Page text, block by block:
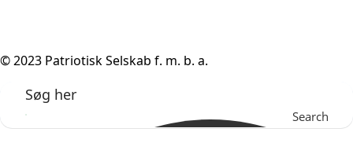
© 2023 Patriotisk Selskab f. m. b. a.
Search